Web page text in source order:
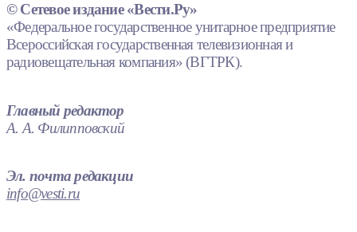
© Сетевое издание «Вести.Ру»
«Федеральное государственное унитарное предприятие
Всероссийская государственная телевизионная и
радиовещательная компания» (ВГТРК).
Главный редактор
А. А. Филипповский
Эл. почта редакции
info@vesti.ru